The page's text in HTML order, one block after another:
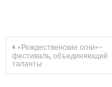
Навигация
по
«Рождественские огни»-
фестиваль, объединяющий
таланты